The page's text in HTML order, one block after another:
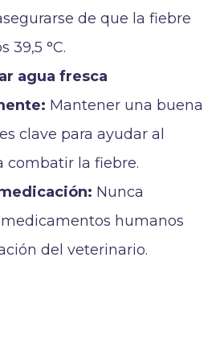
de que la fiebre
39,5 °C.
agua fresca
Mantener una buena
clave para ayudar al
combatir la fiebre.
Nunca
humanos
del veterinario.